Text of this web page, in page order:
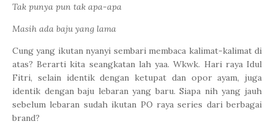
Tak punya pun tak apa-apa
Masih ada baju yang lama
Cung yang ikutan nyanyi sembari membaca kalimat-kalimat di
atas? Berarti kita seangkatan lah yaa. Wkwk. Hari raya Idul
Fitri, selain identik dengan ketupat dan opor ayam, juga
identik dengan baju lebaran yang baru. Siapa nih yang jauh
sebelum lebaran sudah ikutan PO raya series dari berbagai
brand?